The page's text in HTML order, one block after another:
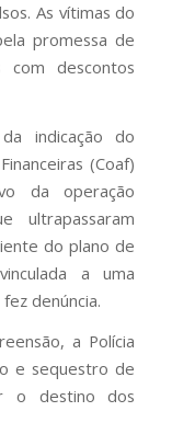
As vítimas do
promessa de
com descontos
indicação do
(Coaf)
da operação
ultrapassaram
do plano de
a uma
denúncia.
a Polícia
e sequestro de
o destino dos